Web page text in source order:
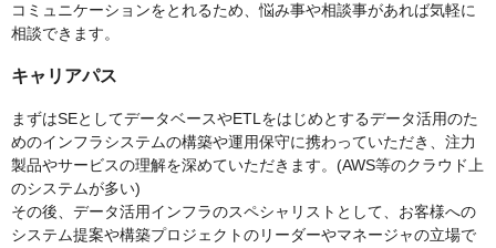
コミュニケーションをとれるため、悩み事や相談事があれば気軽に
相談できます。
キャリアパス
まずはSEとしてデータベースやETLをはじめとするデータ活用のた
めのインフラシステムの構築や運用保守に携わっていただき、注力
製品やサービスの理解を深めていただきます。(AWS等のクラウド上
のシステムが多い)
その後、データ活用インフラのスペシャリストとして、お客様への
システム提案や構築プロジェクトのリーダーやマネージャの立場で